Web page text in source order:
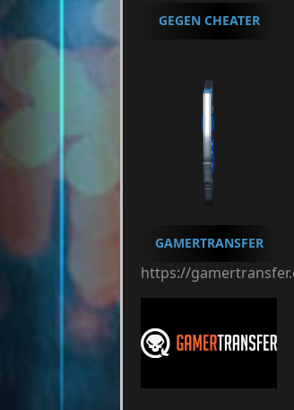
GEGEN CHEATER
GAMERTRANSFER
https://